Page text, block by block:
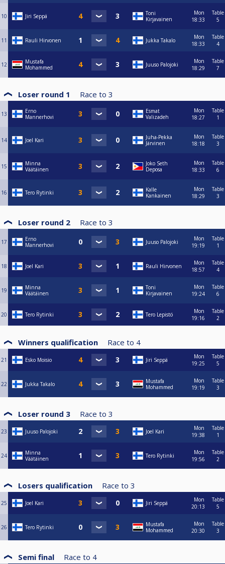
10 Jiri Seppä
Toni
Kirjavainen
Mon
18:33
Table
5
11 Rauli Hirvonen Jukka Takalo
Mon
18:33
Table
4
12
Mustafa
Mohammed
Juuso Palojoki
Mon
18:29
Table
7
Loser round 1 Race to 3
13
Erno
Mannerhovi
Esmat
Valizadeh
Mon
18:27
Table
1
14 Joel Kari
Juha-Pekka
Järvinen
Mon
18:18
Table
3
15
Minna
Väätäinen
Joko Seth
Deposa
Mon
18:33
Table
6
16 Tero Rytinki
Kalle
Kankainen
Mon
18:29
Table
3
Loser round 2 Race to 3
17
Erno
Mannerhovi
Juuso Palojoki
Mon
19:19
Table
1
18 Joel Kari Rauli Hirvonen
Mon
18:57
Table
4
19
Minna
Väätäinen
Toni
Kirjavainen
Mon
19:24
Table
6
20 Tero Rytinki Tero Lepistö
Mon
19:16
Table
2
Winners qualification Race to 4
21 Esko Moisio Jiri Seppä
Mon
19:25
Table
5
22 Jukka Takalo
Mustafa
Mohammed
Mon
19:19
Table
3
Loser round 3 Race to 3
23 Juuso Palojoki Joel Kari
Mon
19:38
Table
1
24
Minna
Väätäinen
Tero Rytinki
Mon
19:56
Table
2
Losers qualification Race to 3
25 Joel Kari Jiri Seppä
Mon
20:13
Table
5
26 Tero Rytinki
Mustafa
Mohammed
Mon
20:30
Table
3
Semi final Race to 4